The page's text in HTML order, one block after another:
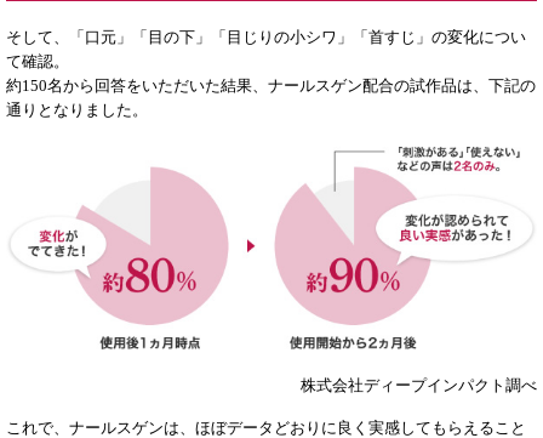
そして、「口元」「目の下」「目じりの小シワ」「首すじ」の変化につい
て確認。
約150名から回答をいただいた結果、ナールスゲン配合の試作品は、下記の
通りとなりました。
株式会社ディープインパクト調べ
これで、ナールスゲンは、ほぼデータどおりに良く実感してもらえること